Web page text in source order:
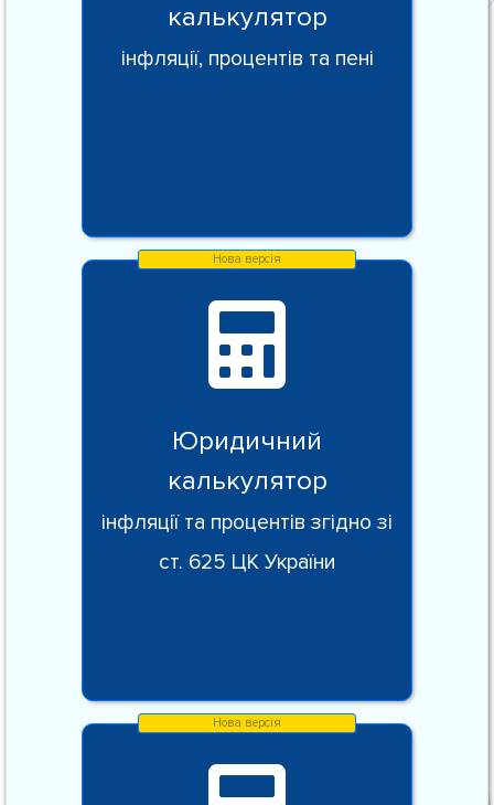
калькулятор
інфляції, процентів та пені
Юридичний
калькулятор
інфляції та процентів згідно зі
ст. 625 ЦК України